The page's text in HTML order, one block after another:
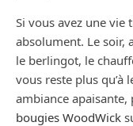
Si vous avez une vie
absolument. Le soir,
le berlingot, le
vous reste plus qu’à
ambiance
bougies WoodWick